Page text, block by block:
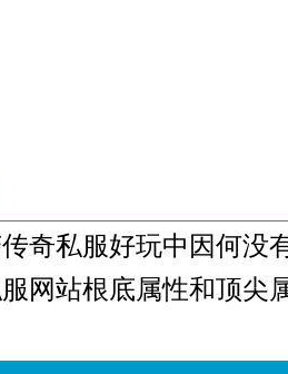
奇私服好玩中因何没
网站根底属性和顶尖